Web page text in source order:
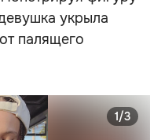
укрыла
палящего
1/3